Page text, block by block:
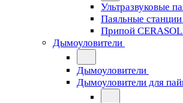
Ультразвуковые
Паяльные
Припой
Дымоуловители
Дымоуловители
Дымоуловители для